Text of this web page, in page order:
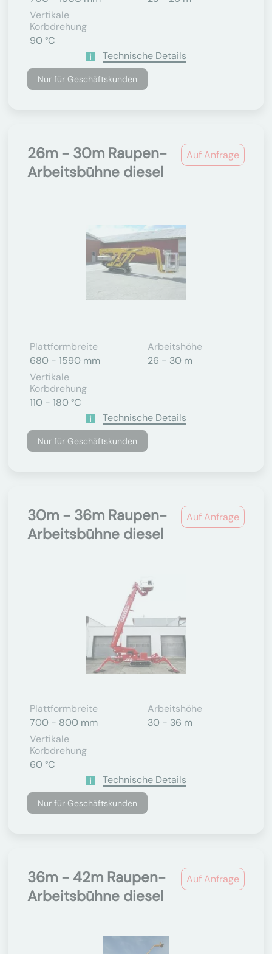
Vertikale
Korbdrehung
90 °C
Technische Details
Nur für Geschäftskunden
Auf Anfrage
26m - 30m Raupen-
Arbeitsbühne diesel
Plattformbreite
680 - 1590 mm
Arbeitshöhe
26 - 30 m
Vertikale
Korbdrehung
110 - 180 °C
Technische Details
Nur für Geschäftskunden
Auf Anfrage
30m - 36m Raupen-
Arbeitsbühne diesel
Plattformbreite
700 - 800 mm
Arbeitshöhe
30 - 36 m
Vertikale
Korbdrehung
60 °C
Technische Details
Nur für Geschäftskunden
Auf Anfrage
36m - 42m Raupen-
Arbeitsbühne diesel